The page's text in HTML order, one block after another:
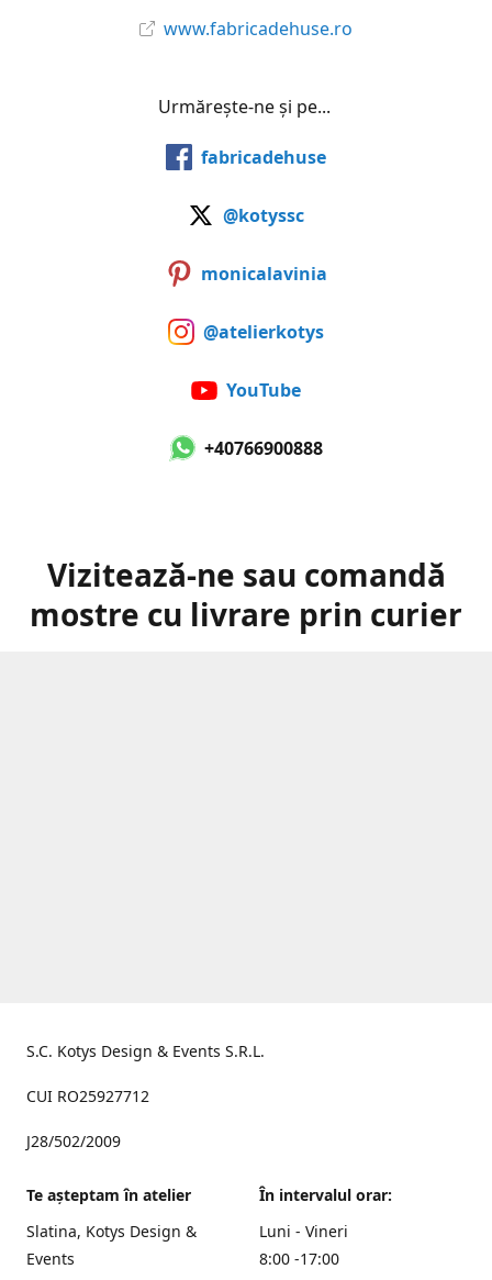
www.fabricadehuse.ro
Urmărește-ne și pe...
fabricadehuse
@kotyssc
monicalavinia
@atelierkotys
YouTube
+40766900888
Vizitează-ne sau comandă
mostre cu livrare prin curier
S.C. Kotys Design & Events S.R.L.
CUI RO25927712
J28/502/2009
Te aşteptam în atelier
Slatina, Kotys Design &
Events
În intervalul orar:
Luni - Vineri
8:00 -17:00